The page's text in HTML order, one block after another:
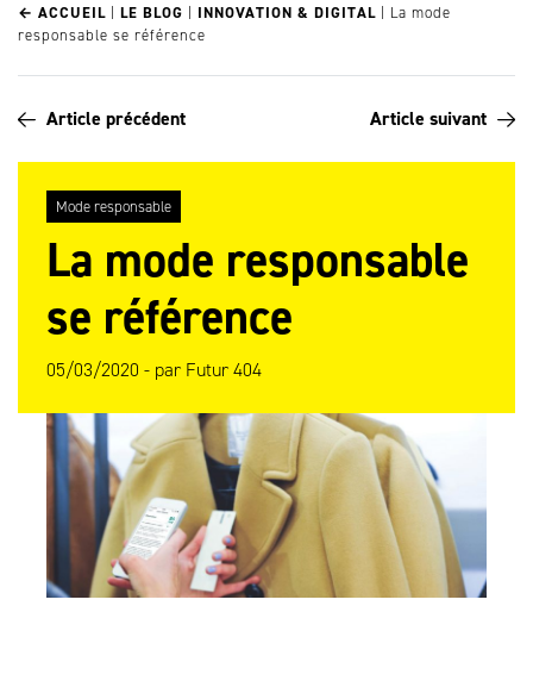
← ACCUEIL | LE BLOG | INNOVATION & DIGITAL | La mode
responsable se référence
Article précédent Article suivant
Mode responsable
La mode responsable
se référence
05/03/2020 - par Futur 404